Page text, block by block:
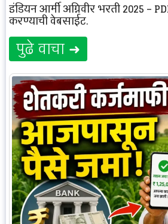
इंडियन आर्मी अग्निवीर भरती 2025 –
करण्याची वेबसाईट.
पुढे वाचा ➜